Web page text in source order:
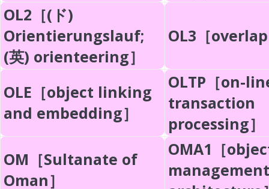
OL2［(ド)
Orientierungslauf;
(英) orienteering］
OL3［
OLE［object linking
and embedding］
OLTP［on-
transaction
processing］
OM［Sultanate of
Oman］
OMA1［
management